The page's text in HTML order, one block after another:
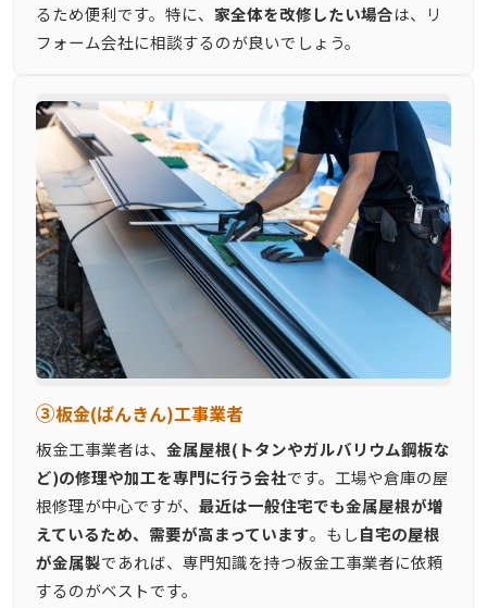
るため便利です。特に、 家全体を改修したい場合は、リ
フォーム会社に相談するのが良いでしょう。
③板金(ばんきん)工事業者
板金工事業者は、 金属屋根(トタンやガルバリウム鋼板な
ど)の修理や加工を専門に行う会社です。工場や倉庫の屋
根修理が中心ですが、 最近は一般住宅でも金属屋根が増
えているため、需要が高まっています。もし自宅の屋根
が金属製であれば、専門知識を持つ板金工事業者に依頼
するのがベストです。